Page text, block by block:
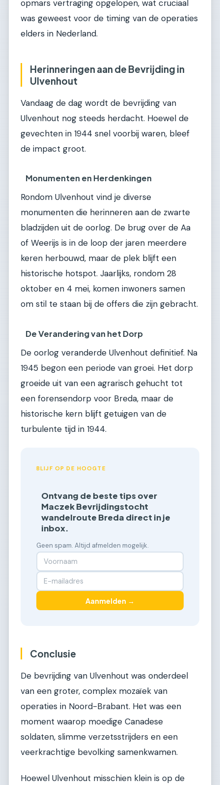
opmars vertraging opgelopen, wat cruciaal
was geweest voor de timing van de operaties
elders in Nederland.
Herinneringen aan de Bevrijding in
Ulvenhout
Vandaag de dag wordt de bevrijding van
Ulvenhout nog steeds herdacht. Hoewel de
gevechten in 1944 snel voorbij waren, bleef
de impact groot.
Monumenten en Herdenkingen
Rondom Ulvenhout vind je diverse
monumenten die herinneren aan de zwarte
bladzijden uit de oorlog. De brug over de Aa
of Weerijs is in de loop der jaren meerdere
keren herbouwd, maar de plek blijft een
historische hotspot. Jaarlijks, rondom 28
oktober en 4 mei, komen inwoners samen
om stil te staan bij de offers die zijn gebracht.
De Verandering van het Dorp
De oorlog veranderde Ulvenhout definitief. Na
1945 begon een periode van groei. Het dorp
groeide uit van een agrarisch gehucht tot
een forensendorp voor Breda, maar de
historische kern blijft getuigen van de
turbulente tijd in 1944.
BLIJF OP DE HOOGTE
Ontvang de beste tips over
Maczek Bevrijdingstocht
wandelroute Breda direct in je
inbox.
Geen spam. Altijd afmelden mogelijk.
Aanmelden →
Conclusie
De bevrijding van Ulvenhout was onderdeel
van een groter, complex mozaïek van
operaties in Noord-Brabant. Het was een
moment waarop moedige Canadese
soldaten, slimme verzetsstrijders en een
veerkrachtige bevolking samenkwamen.
Hoewel Ulvenhout misschien klein is op de